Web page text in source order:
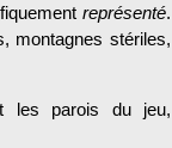
représenté.
montagnes stériles,
les parois du jeu,